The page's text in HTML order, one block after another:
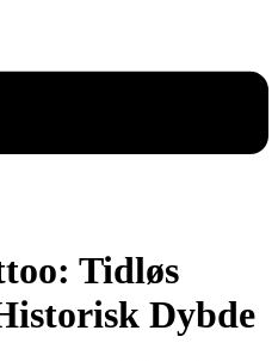
Tidløs
Dybde